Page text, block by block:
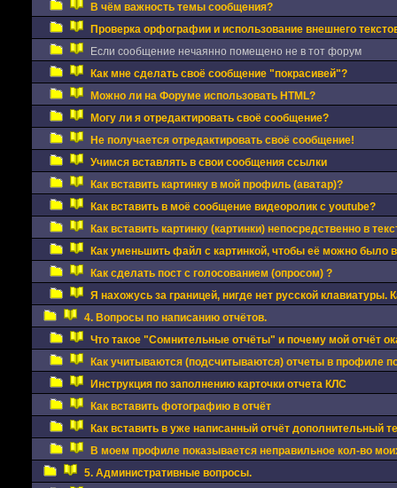
В чём важность темы сообщения?
Проверка орфографии и использование внешнего
Если сообщение нечаянно помещено не в тот форум
Как мне сделать своё сообщение "покрасивей"?
Можно ли на Форуме использовать HTML?
Могу ли я отредактировать своё сообщение?
Не получается отредактировать своё сообщение!
Учимся вставлять в свои сообщения ссылки
Как вставить картинку в мой профиль (аватар)?
Как вставить в моё сообщение видеоролик с youtube?
Как вставить картинку (картинки) непосредственно в
Как уменьшить файл с картинкой, чтобы её можно было
Как сделать пост с голосованием (опросом) ?
Я нахожусь за границей, нигде нет русской клавиатуры.
4. Вопросы по написанию отчётов.
Что такое "Сомнительные отчёты" и почему мой отчёт
Как учитываются (подсчитываются) отчеты в профиле
Инструкция по заполнению карточки отчета КЛС
Как вставить фотографию в отчёт
Как вставить в уже написанный отчёт дополнительный
В моем профиле показывается неправильное кол-во
5. Административные вопросы.